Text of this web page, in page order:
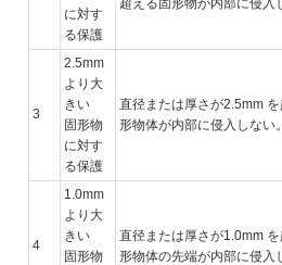
に対す
る保護
3
2.5mm
より大
きい
固形物
に対す
る保護
直径または厚さが2.5mm
形物体が内部に侵入しない。
4
1.0mm
より大
きい
固形物
直径または厚さが1.0mm
形物体の先端が内部に侵入